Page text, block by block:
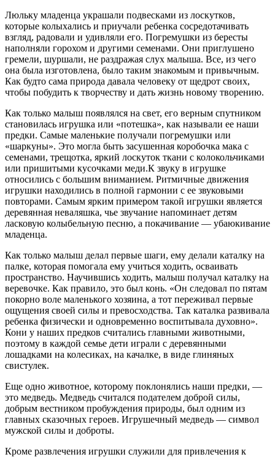
Люльку младенца украшали подвесками из лоскутков,
которые колыхались и приучали ребенка сосредотачивать
взгляд, радовали и удивляли его. Погремушки из бересты
наполняли горохом и другими семенами. Они приглушено
гремели, шуршали, не раздражая слух малыша. Все, из чего
она была изготовлена, было таким знакомым и привычным.
Как будто сама природа давала человеку от щедрот своих,
чтобы побудить к творчеству и дать жизнь новому творению.
Как только малыш появлялся на свет, его верным спутником
становилась игрушка или «потешка», как называли ее наши
предки. Самые маленькие получали погремушки или
«шаркуны». Это могла быть засушенная коробочка мака с
семенами, трещотка, яркий лоскуток ткани с колокольчиками
или пришитыми кусочками меди.К звуку в игрушке
относились с большим вниманием. Ритмичные движения
игрушки находились в полной гармонии с ее звуковыми
повторами. Самым ярким примером такой игрушки является
деревянная неваляшка, чье звучание напоминает детям
ласковую колыбельную песню, а покачивание — убаюкивание
младенца.
Как только малыш делал первые шаги, ему делали каталку на
палке, которая помогала ему учиться ходить, осваивать
пространство. Научившись ходить, малыш получал каталку на
веревочке. Как правило, это был конь. «Он следовал по пятам
покорно воле маленького хозяина, а тот переживал первые
ощущения своей силы и превосходства. Так каталка развивала
ребенка физически и одновременно воспитывала духовно».
Кони у наших предков считались главными животными,
поэтому в каждой семье дети играли с деревянными
лошадками на колесиках, на качалке, в виде глиняных
свистулек.
Еще одно животное, которому поклонялись наши предки, —
это медведь. Медведь считался подателем доброй силы,
добрым вестником пробуждения природы, был одним из
главных сказочных героев. Игрушечный медведь — символ
мужской силы и доброты.
Кроме развлечения игрушки служили для привлечения к